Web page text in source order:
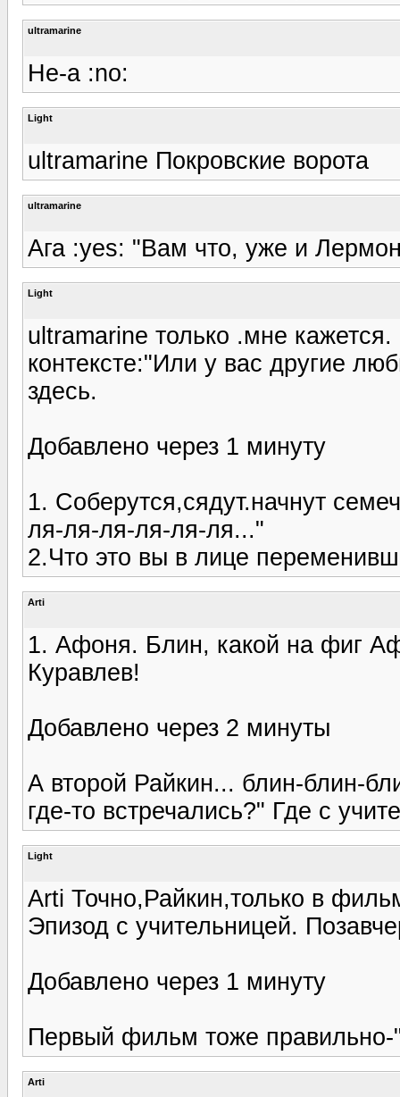
ultramarine
Не-а :no:
Light
ultramarine Покровские ворота
ultramarine
Ага :yes: "Вам что, уже и
Light
ultramarine только .мне
контексте:"Или у вас другие
здесь.
Добавлено через 1 минуту
1. Соберутся,сядут.начнут
ля-ля-ля-ля-ля-ля..."
2.Что это вы в лице
Arti
1. Афоня. Блин, какой на фиг
Куравлев!
Добавлено через 2 минуты
А второй Райкин... блин-блин-
где-то встречались?" Где с
Light
Arti Точно,Райкин,только в
Эпизод с учительницей.
Добавлено через 1 минуту
Первый фильм тоже правильно-
Arti